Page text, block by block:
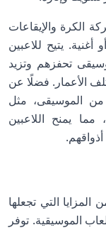
الكرة والإيقاعات
يتيح للاعبين
تحفزهم وتزيد
الأعمار. فضلًا عن
الموسيقى، مثل
مما يمنح اللاعبين
المزايا التي تجعلها
الموسيقية. توفر